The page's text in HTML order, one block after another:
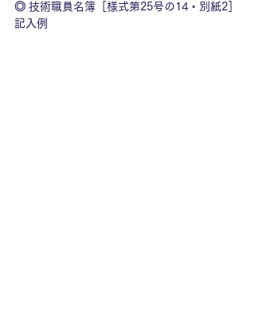
◎ 技術職員名簿［様式第25号の14・別紙2］
記入例